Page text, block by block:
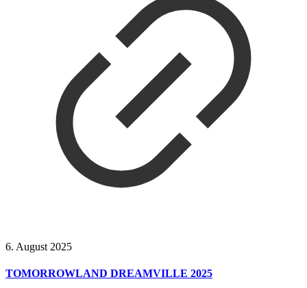
6. August 2025
TOMORROWLAND DREAMVILLE 2025